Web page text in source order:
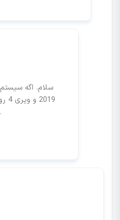
سلام. اگه
ورژن قدیمی استفاده کنید.